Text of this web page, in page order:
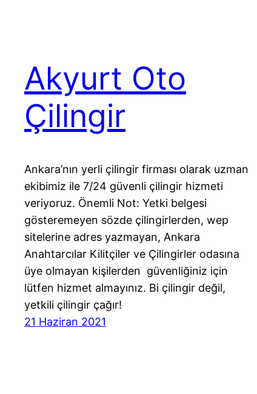
Akyurt Oto
Çilingir
Ankara’nın yerli çilingir firması olarak uzman
ekibimiz ile 7/24 güvenli çilingir hizmeti
veriyoruz. Önemli Not: Yetki belgesi
gösteremeyen sözde çilingirlerden, wep
sitelerine adres yazmayan, Ankara
Anahtarcılar Kilitçiler ve Çilingirler odasına
üye olmayan kişilerden güvenliğiniz için
lütfen hizmet almayınız. Bi çilingir değil,
yetkili çilingir çağır!
21 Haziran 2021